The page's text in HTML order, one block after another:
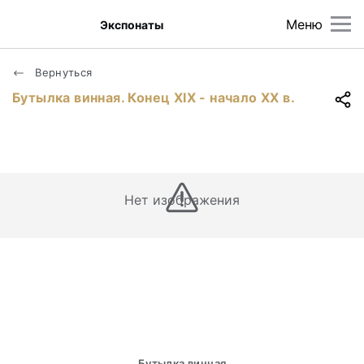
Меню
Экспонаты
Вернуться
Бутылка винная. Конец ХIХ - начало ХХ в.
Нет изображения